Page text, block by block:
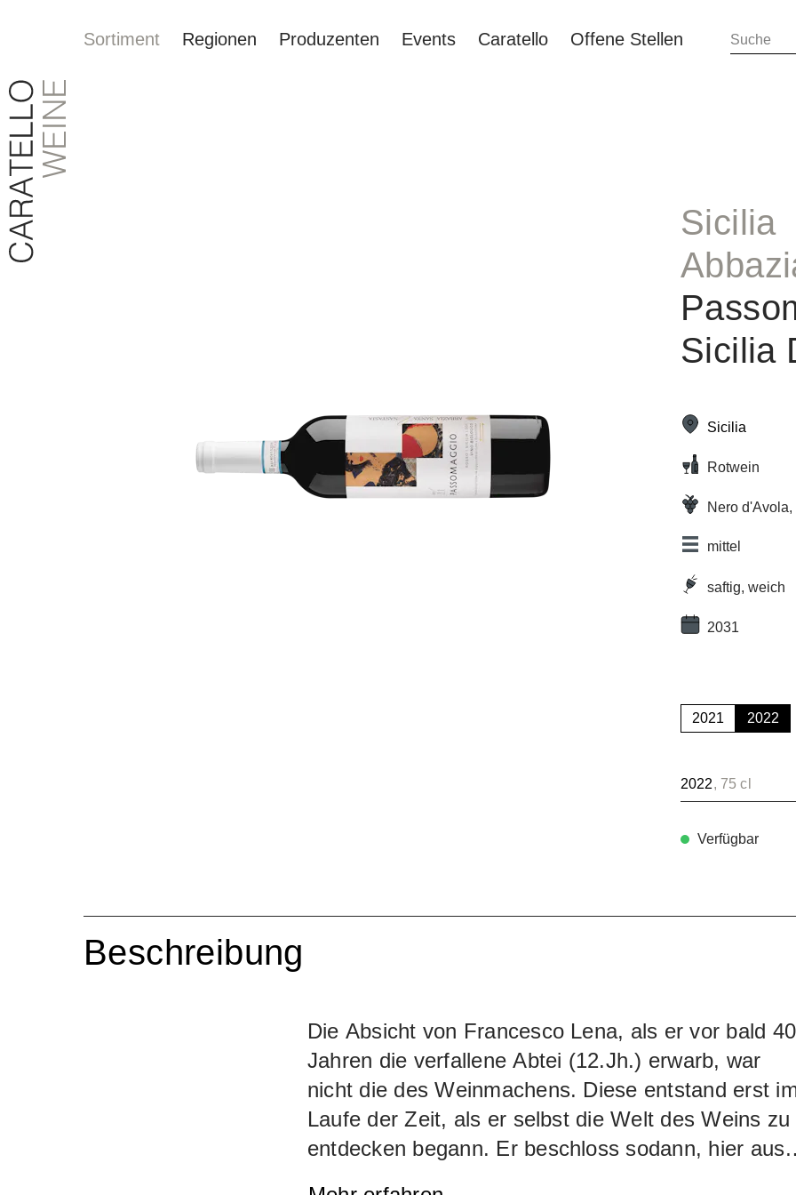
Sortiment Regionen Produzenten Events Caratello Offene Stellen
Bildergalerie überspringen
Sicilia
Sicilia
Sicilia
Rotwein
Nero d'Avola,
mittel
saftig, weich
2031
2021 2022
2022, 75 cl
Verfügbar
Beschreibung
Die Absicht von Francesco Lena, als er vor bald 40
Jahren die verfallene Abtei (12.Jh.) erwarb, war
nicht die des Weinmachens. Diese entstand erst
Laufe der Zeit, als er selbst die Welt des Weins zu
entdecken begann. Er beschloss sodann, hier aus